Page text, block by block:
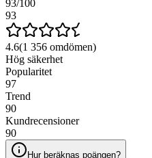
93/100
93
4.6(1 356 omdömen)
Hög säkerhet
Popularitet
97
Trend
90
Kundrecensioner
90
Hur beräknas poängen?